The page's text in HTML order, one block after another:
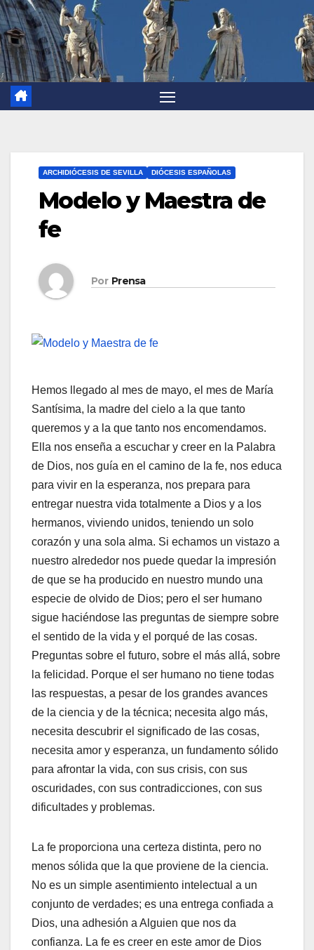
ARCHIDIÓCESIS DE SEVILLA DIÓCESIS ESPAÑOLAS
Modelo y Maestra de
fe
Por Prensa
Hemos llegado al mes de mayo, el mes de María
Santísima, la madre del cielo a la que tanto
queremos y a la que tanto nos encomendamos.
Ella nos enseña a escuchar y creer en la Palabra
de Dios, nos guía en el camino de la fe, nos educa
para vivir en la esperanza, nos prepara para
entregar nuestra vida totalmente a Dios y a los
hermanos, viviendo unidos, teniendo un solo
corazón y una sola alma. Si echamos un vistazo a
nuestro alrededor nos puede quedar la impresión
de que se ha producido en nuestro mundo una
especie de olvido de Dios; pero el ser humano
sigue haciéndose las preguntas de siempre sobre
el sentido de la vida y el porqué de las cosas.
Preguntas sobre el futuro, sobre el más allá, sobre
la felicidad. Porque el ser humano no tiene todas
las respuestas, a pesar de los grandes avances
de la ciencia y de la técnica; necesita algo más,
necesita descubrir el significado de las cosas,
necesita amor y esperanza, un fundamento sólido
para afrontar la vida, con sus crisis, con sus
oscuridades, con sus contradicciones, con sus
dificultades y problemas.
La fe proporciona una certeza distinta, pero no
menos sólida que la que proviene de la ciencia.
No es un simple asentimiento intelectual a un
conjunto de verdades; es una entrega confiada a
Dios, una adhesión a Alguien que nos da
confianza. La fe es creer en este amor de Dios